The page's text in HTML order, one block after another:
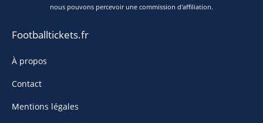
nous pouvons percevoir une commission d'affiliation.
Footballtickets.fr
À propos
Contact
Mentions légales